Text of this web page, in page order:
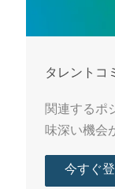
タレントコ
関連するポ
味深い機会
今すぐ